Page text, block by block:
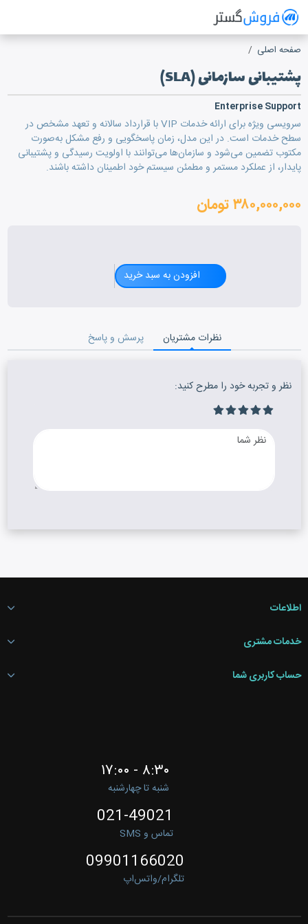
سیستم مدیریت فروش آنلاین
صفحه اصلی
پشتیبانی سازمانی (SLA)
Enterprise Support
سرویسی ویژه برای ارائه خدمات VIP با قرارداد سالانه و تعهد مشخص در
سطح خدمات است. در این مدل، زمان پاسخگویی و رفع مشکل به‌صورت
مکتوب تضمین می‌شود و سازمان‌ها می‌توانند با اولویت رسیدگی و پشتیبانی
پایدار، از عملکرد مستمر و مطمئن سیستم خود اطمینان داشته باشند.
۳۸۰,۰۰۰,۰۰۰ تومان
افزودن به سبد خرید
نظرات مشتریان پرسش و پاسخ
نظر و تجربه خود را مطرح کنید:
اطلاعات
خدمات مشتری
حساب کاربری شما
۸:۳۰ - ۱۷:۰۰
شنبه تا چهارشنبه
021-49021
تماس و SMS
09901166020
تلگرام/واتس‌اپ